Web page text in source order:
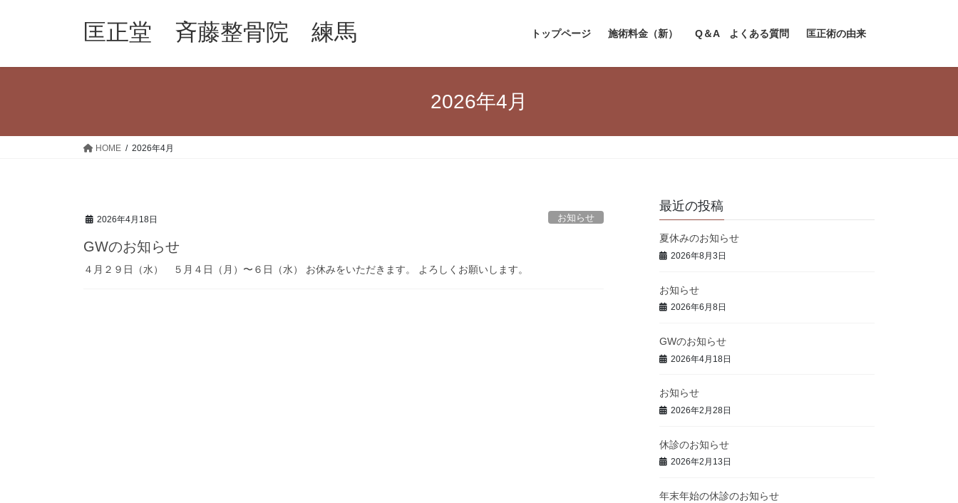
匡正堂 斉藤整骨院 練馬 トップページ 施術料金（新） Q＆A よくある質問 匡正術の由来
2026年4月
HOME 2026年4月
2026年4月18日 お知らせ
GWのお知らせ
４月２９日（水） ５月４日（月）〜６日（水） お休みをいただきます。 よろしくお願いします。
最近の投稿
夏休みのお知らせ
2026年8月3日
お知らせ
2026年6月8日
GWのお知らせ
2026年4月18日
お知らせ
2026年2月28日
休診のお知らせ
2026年2月13日
年末年始の休診のお知らせ